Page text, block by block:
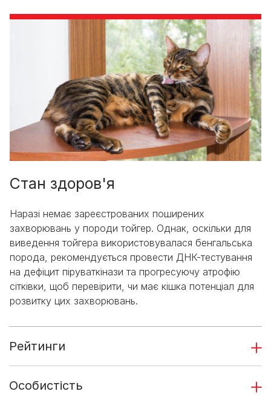
Стан здоров'я
Наразі немає зареєстрованих поширених
захворювань у породи тойгер. Однак, оскільки для
виведення тойгера використовувалася бенгальська
порода, рекомендується провести ДНК-тестування
на дефіцит піруваткінази та прогресуючу атрофію
сітківки, щоб перевірити, чи має кішка потенціал для
розвитку цих захворювань.
Рейтинги
Особистість